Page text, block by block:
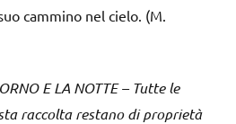
cammino nel cielo. (M.
E LA NOTTE – Tutte le
raccolta restano di proprietà